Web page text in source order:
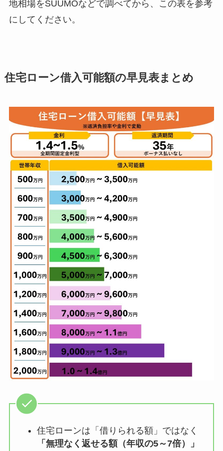
地相場をSUUMOなどで調べてから、この表を参考
にしてください。
住宅ローン借入可能額の早見表まとめ
住宅ローンは「借りられる額」ではなく
「無理なく返せる額（年収の5～7倍）」